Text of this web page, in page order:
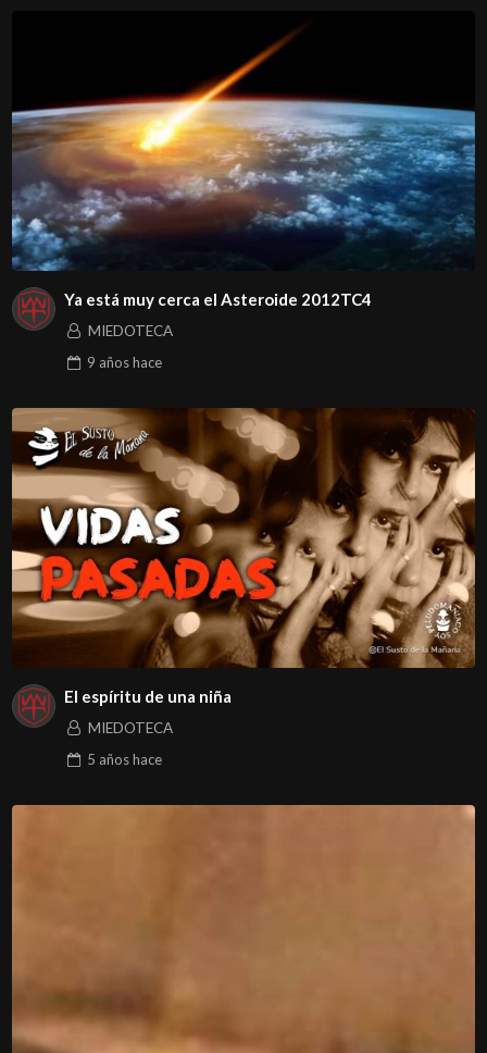
Ya está muy cerca el Asteroide 2012TC4
MIEDOTECA
9 añoshace
El espíritu de una niña
MIEDOTECA
5 añoshace